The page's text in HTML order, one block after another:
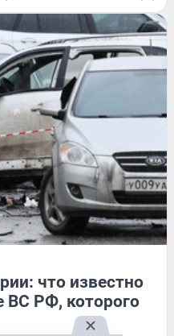
что известно
ВС РФ, которого